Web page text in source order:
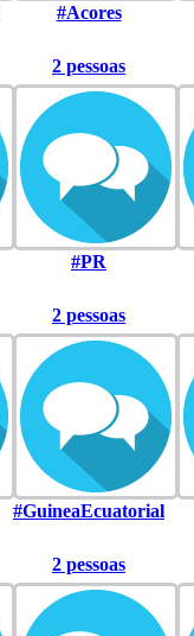
#Acores
2 pessoas
#PR
2 pessoas
#GuineaEcuatorial
2 pessoas